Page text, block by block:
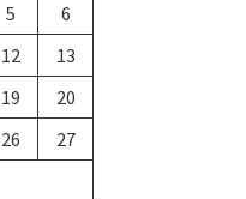
5
6
12
13
19
20
26
27